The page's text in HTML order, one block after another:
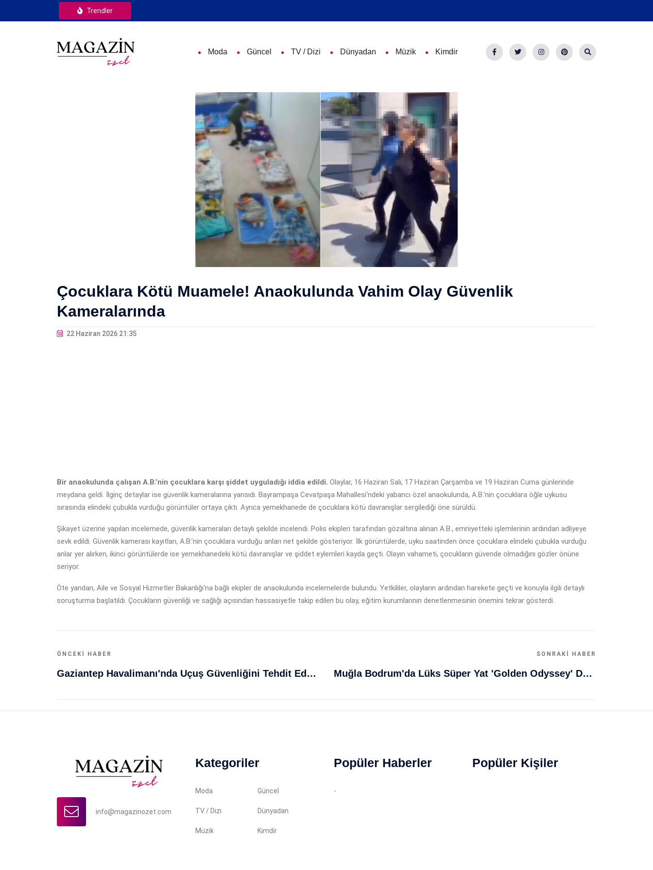
Trendler
Moda Güncel TV / Dizi Dünyadan Müzik Kimdir
Çocuklara Kötü Muamele! Anaokulunda Vahim Olay Güvenlik
Kameralarında
22 Haziran 2026 21:35
Bir anaokulunda çalışan A.B.’nin çocuklara karşı şiddet uyguladığı iddia edildi. Olaylar, 16 Haziran Salı, 17 Haziran Çarşamba ve 19 Haziran Cuma günlerinde
meydana geldi. İlginç detaylar ise güvenlik kameralarına yansıdı. Bayrampaşa Cevatpaşa Mahallesi'ndeki yabancı özel anaokulunda, A.B.'nin çocuklara öğle uykusu
sırasında elindeki çubukla vurduğu görüntüler ortaya çıktı. Ayrıca yemekhanede de çocuklara kötü davranışlar sergilediği öne sürüldü.
Şikayet üzerine yapılan incelemede, güvenlik kameraları detaylı şekilde incelendi. Polis ekipleri tarafından gözaltına alınan A.B., emniyetteki işlemlerinin ardından adliyeye
sevk edildi. Güvenlik kamerası kayıtları, A.B.’nin çocuklara vurduğu anları net şekilde gösteriyor. İlk görüntülerde, uyku saatinden önce çocuklara elindeki çubukla vurduğu
anlar yer alırken, ikinci görüntülerde ise yemekhanedeki kötü davranışlar ve şiddet eylemleri kayda geçti. Olayın vahameti, çocukların güvende olmadığını gözler önüne
seriyor.
Öte yandan, Aile ve Sosyal Hizmetler Bakanlığı’na bağlı ekipler de anaokulunda incelemelerde bulundu. Yetkililer, olayların ardından harekete geçti ve konuyla ilgili detaylı
soruşturma başlatıldı. Çocukların güvenliği ve sağlığı açısından hassasiyetle takip edilen bu olay, eğitim kurumlarının denetlenmesinin önemini tekrar gösterdi.
ÖNCEKI HABER
Gaziantep Havalimanı'nda Uçuş Güvenliğini Tehdit Eden Teknik Arıza Sonrası Panik
SONRAKI HABER
Muğla Bodrum'da Lüks Süper Yat 'Golden Odyssey' Demirledi
info@magazinozet.com
Kategoriler
Moda Güncel
TV / Dizi Dünyadan
Müzik Kimdir
Popüler Haberler
-
Popüler Kişiler